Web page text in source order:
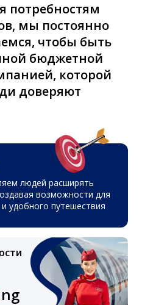
потребностям
мы постоянно
чтобы быть
бюджетной
которой
доверяют
людей расширять
возможности для
удобного путешествия